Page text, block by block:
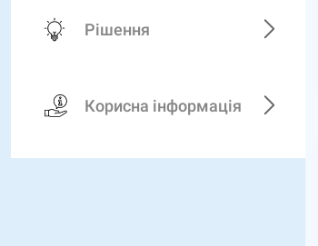
Рішення
Корисна інформація